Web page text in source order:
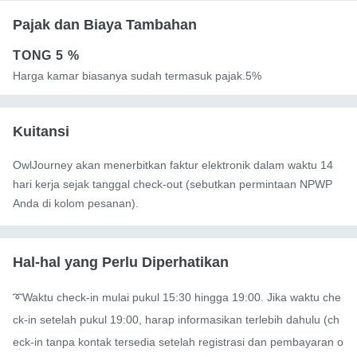
Pajak dan Biaya Tambahan
TONG 5 %
Harga kamar biasanya sudah termasuk pajak.5%
Kuitansi
OwlJourney akan menerbitkan faktur elektronik dalam waktu 14
hari kerja sejak tanggal check-out (sebutkan permintaan NPWP
Anda di kolom pesanan).
Hal-hal yang Perlu Diperhatikan
➰Waktu check-in mulai pukul 15:30 hingga 19:00. Jika waktu che
ck-in setelah pukul 19:00, harap informasikan terlebih dahulu (ch
eck-in tanpa kontak tersedia setelah registrasi dan pembayaran o